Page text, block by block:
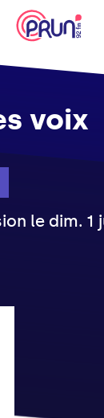
voix
le dim. 1